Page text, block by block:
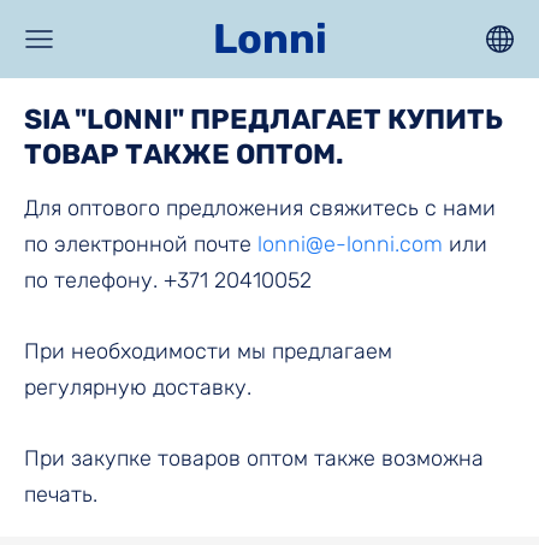
Lonni
SIA "LONNI" ПРЕДЛАГАЕТ КУПИТЬ
ТОВАР ТАКЖЕ ОПТОМ.
Для оптового предложения свяжитесь с нами
по электронной почте lonni@e-lonni.com или
по телефону. +371 20410052
При необходимости мы предлагаем
регулярную доставку.
При закупке товаров оптом также возможна
печать.